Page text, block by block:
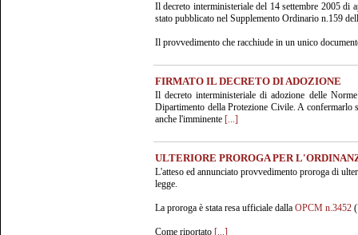
Il decreto interministeriale del 14 settembre 2005 di
stato pubblicato nel Supplemento Ordinario n.159
Il provvedimento che racchiude in un unico
FIRMATO IL DECRETO DI ADOZIONE
Il decreto interministeriale di adozione delle
Dipartimento della Protezione Civile. A
anche l'imminente [...]
ULTERIORE PROROGA PER
L'atteso ed annunciato provvedimento proroga di
legge.
La proroga è stata resa ufficiale dalla OPCM n.3452
Come riportato [...]